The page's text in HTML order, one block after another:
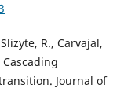
R., Carvajal,
Journal of